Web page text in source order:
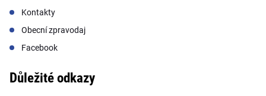
Kontakty
Obecní zpravodaj
Facebook
Důležité odkazy